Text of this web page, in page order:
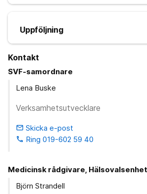
Uppföljning
Kontakt
SVF-samordnare
Lena Buske
Verksamhetsutvecklare
email Skicka e-post
phone Ring 019-602 59 40
Medicinsk rådgivare,
Björn Strandell